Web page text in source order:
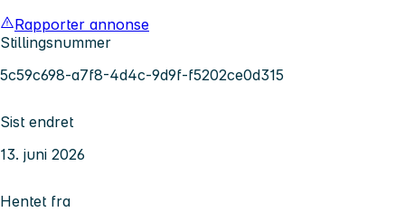
Rapporter annonse
Stillingsnummer
5c59c698-a7f8-4d4c-9d9f-f5202ce0d315
Sist endret
13. juni 2026
Hentet fra